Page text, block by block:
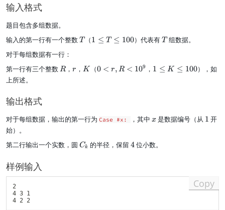
输入格式
题目包含多组数据。
输入的第一行有一个整数T
T （1
q
T
0
1 ≤ T ≤ 100）代表有T
T 组数据。
对于每组数据有一行：
第一行有三个整数R
R ，r
r ， K
K （0
0
9
0 < r, R < 109 ， 1
e
1
0
1 ≤ K ≤ 100），如
上所述。
输出格式
对于每组数据，输出的第一行为Case #x: ，其中x
x 是数据编号（从 11 开
始）。
第二行输出一个实数，圆C
Ck 的半径，保留4
4位小数。
样例输入
2
4 3 1
4 2 2
Copy